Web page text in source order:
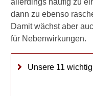
dann zu ebenso
Damit wächst aber
für Nebenwirkungen.
Unsere 11
E
f
f
e
?